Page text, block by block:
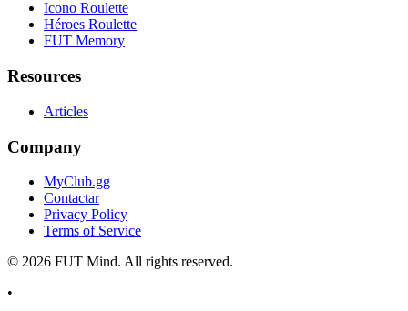
Icono Roulette
Héroes Roulette
FUT Memory
Resources
Articles
Company
MyClub.gg
Contactar
Privacy Policy
Terms of Service
© 2026 FUT Mind. All rights reserved.
•